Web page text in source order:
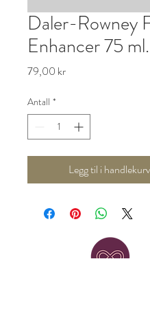
Daler-Rowney
Enhancer 75 ml.
79,00 krPris
Antall *
Legg til i handlekurv